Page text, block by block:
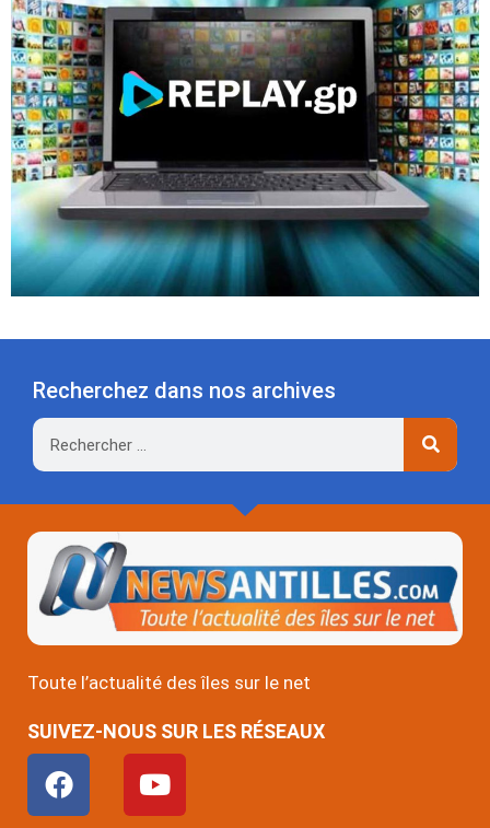
Recherchez dans nos archives
Rechercher
Toute l’actualité des îles sur le net
SUIVEZ-NOUS SUR LES RÉSEAUX
F
a
Y
o